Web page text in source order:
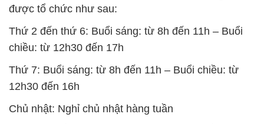
được tổ chức như sau:
Thứ 2 đến thứ 6: Buổi sáng: từ 8h đến 11h – Buổi
chiều: từ 12h30 đến 17h
Thứ 7: Buổi sáng: từ 8h đến 11h – Buổi chiều: từ
12h30 đến 16h
Chủ nhật: Nghỉ chủ nhật hàng tuần